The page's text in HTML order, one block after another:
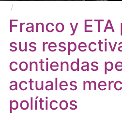
pese a los actuales
Franco y
sus
contiendas
actuales
políticos